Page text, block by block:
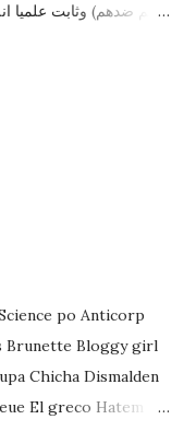
حكم ضدهم) وثابت علميا
التي قضاها تحفظيا . هذه
و تجعل المواطن يحقد
po Anticorp
Brunette Bloggy girl
Chicha Dismalden
El greco Hatem